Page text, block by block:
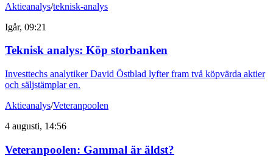
Aktieanalys/teknisk-analys
Igår, 09:21
Teknisk analys: Köp storbanken
Investtechs analytiker David Östblad lyfter fram två köpvärda aktier
och säljstämplar en.
Aktieanalys/Veteranpoolen
4 augusti, 14:56
Veteranpoolen: Gammal är äldst?